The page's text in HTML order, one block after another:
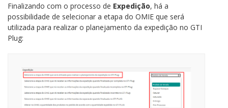
Finalizando com o processo de Expedição, há a
possibilidade de selecionar a etapa do OMIE que será
utilizada para realizar o planejamento da expedição no GTI
Plug: